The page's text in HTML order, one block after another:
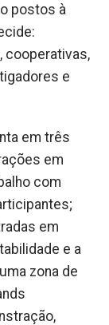
postos à
cooperativas,
e
em três
em
com
em
e a
zona de